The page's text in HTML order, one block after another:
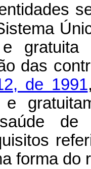
gratuita
das
de 1991
e
de
forma do